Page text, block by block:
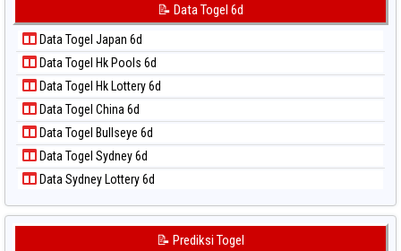
📝 Pola Dasar Taiwan
Data Togel Kuda Lari
Data Togel Magnum Cambodia
Data Togel Nagoya
Data Togel North Carolina Day
Data Togel Pcso
Data Togel Sao Paulo
Data Togel Singapore
Data Togel Sydney
Data Togel Sydney Lottery
Data Togel Sydney Lottery 6d
📝 Data Togel 6d
Data Togel Japan 6d
Data Togel Hk Pools 6d
Data Togel Hk Lottery 6d
Data Togel China 6d
Data Togel Bullseye 6d
Data Togel Sydney 6d
Data Sydney Lottery 6d
📝 Prediksi Togel